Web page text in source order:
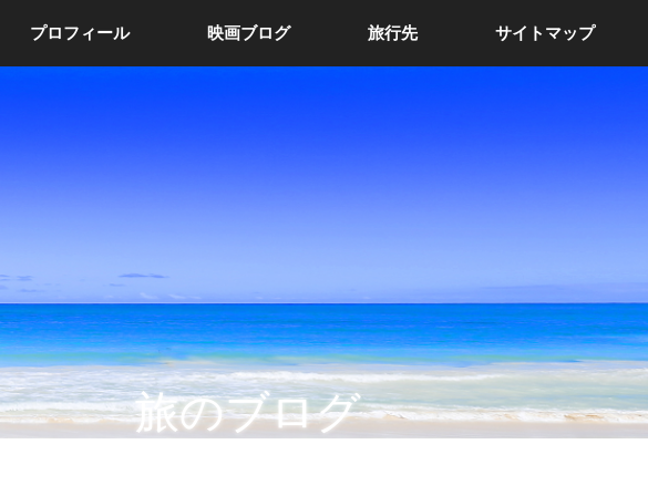
プロフィール 映画ブログ 旅行先 サイトマップ
旅のブログ